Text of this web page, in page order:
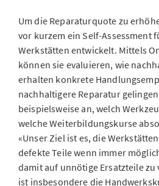
Um die Reparaturquote zu
vor kurzem ein Self-Assessment
Werkstätten entwickelt. Mittels
können sie evaluieren, wie
erhalten konkrete
nachhaltigere Reparatur
beispielsweise an, welch
welche Weiterbildungskurse
«Unser Ziel ist es, die
defekte Teile wenn immer
damit auf unnötige Ersatzteile
ist insbesondere die